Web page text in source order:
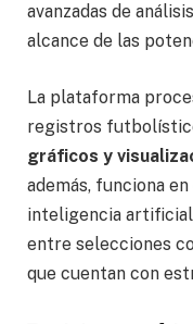
avanzadas de
alcance de las
La plataforma
registros
gráficos y
además, funciona
inteligencia
entre selecciones
que cuentan con